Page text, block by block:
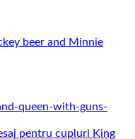
beer and Minnie